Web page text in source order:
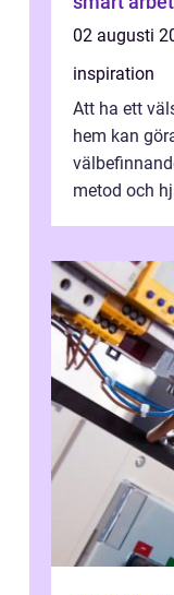
02 augusti
inspiration
Att ha ett
hem kan
metod och